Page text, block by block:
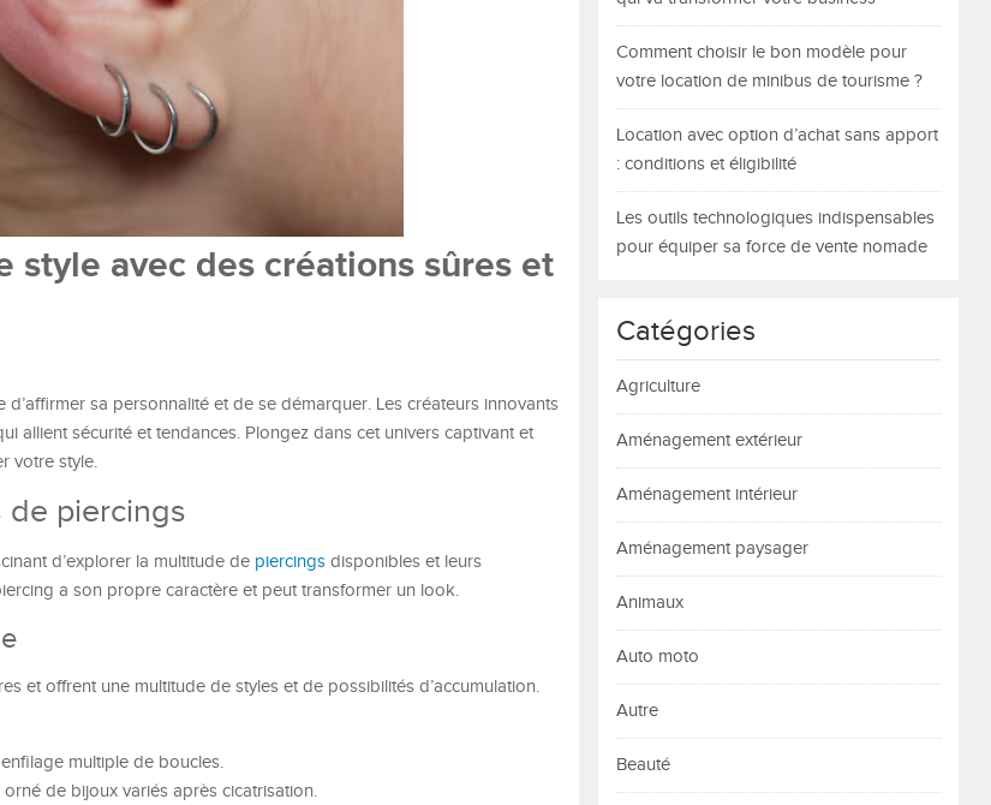
style avec des créations sûres et
sa personnalité et de se démarquer. Les créateurs innovants
allient sécurité et tendances. Plongez dans cet univers captivant et
votre style.
de piercings
d’explorer la multitude de piercings disponibles et leurs
a son propre caractère et peut transformer un look.
et offrent une multitude de styles et de possibilités d’accumulation.
multiple de boucles.
de bijoux variés après cicatrisation.
Comment choisir le bon modèle pour
votre location de minibus de tourisme ?
Location avec option d’achat sans apport
: conditions et éligibilité
Les outils technologiques indispensables
pour équiper sa force de vente nomade
Catégories
Agriculture
Aménagement extérieur
Aménagement intérieur
Aménagement paysager
Animaux
Auto moto
Autre
Beauté